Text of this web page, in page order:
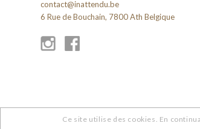
contact@inattendu.be
6 Rue de Bouchain, 7800 Ath Belgique
Ce site utilise des cookies. En